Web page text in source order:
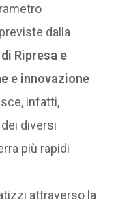
dalla
Ripresa e
e innovazione
infatti,
diversi
più rapidi
attraverso la